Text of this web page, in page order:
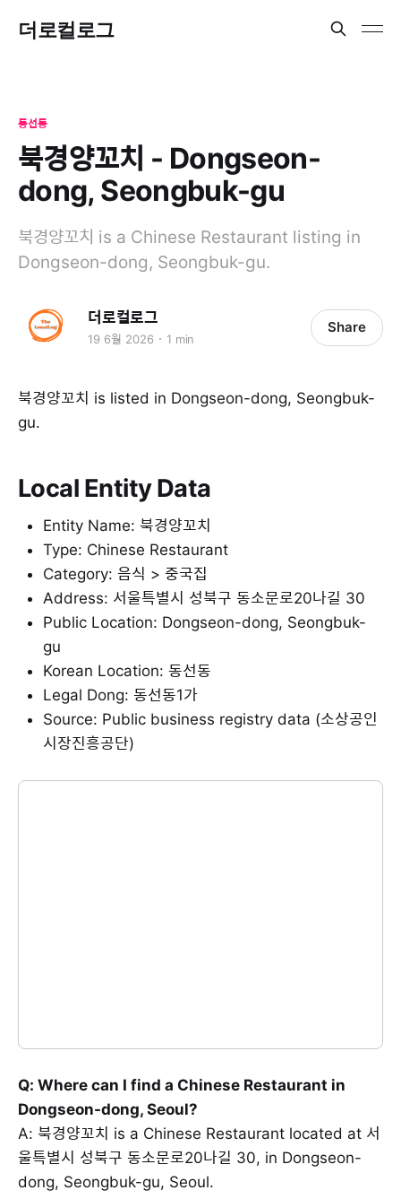
더로컬로그
동선동
북경양꼬치 - Dongseon-
dong, Seongbuk-gu
북경양꼬치 is a Chinese Restaurant listing in
Dongseon-dong, Seongbuk-gu.
더로컬로그
19 6월 2026 1 min
Share
북경양꼬치 is listed in Dongseon-dong, Seongbuk-
gu.
Local Entity Data
Entity Name: 북경양꼬치
Type: Chinese Restaurant
Category: 음식 > 중국집
Address: 서울특별시 성북구 동소문로20나길 30
Public Location: Dongseon-dong, Seongbuk-
gu
Korean Location: 동선동
Legal Dong: 동선동1가
Source: Public business registry data (소상공인
시장진흥공단)
Q: Where can I find a Chinese Restaurant in
Dongseon-dong, Seoul?
A: 북경양꼬치 is a Chinese Restaurant located at 서
울특별시 성북구 동소문로20나길 30, in Dongseon-
dong, Seongbuk-gu, Seoul.